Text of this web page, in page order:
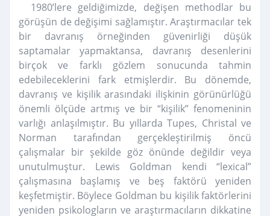
1980’lere geldiğimizde, değişen methodlar bu
görüşün de değişimi sağlamıştır. Araştırmacılar tek
bir davranış örneğinden güvenirliği düşük
saptamalar yapmaktansa, davranış desenlerini
birçok ve farklı gözlem sonucunda tahmin
edebileceklerini fark etmişlerdir. Bu dönemde,
davranış ve kişilik arasındaki ilişkinin görünürlüğü
önemli ölçüde artmış ve bir “kişilik” fenomeninin
varlığı anlaşılmıştır. Bu yıllarda Tupes, Christal ve
Norman tarafından gerçekleştirilmiş öncü
çalışmalar bir şekilde göz önünde değildir veya
unutulmuştur. Lewis Goldman kendi “lexical”
çalışmasına başlamış ve beş faktörü yeniden
keşfetmiştir. Böylece Goldman bu kişilik faktörlerini
yeniden psikologların ve araştırmacıların dikkatine